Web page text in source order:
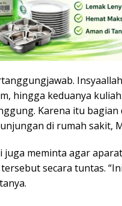
hingga keduanya
Karena itu
di rumah sakit,
juga meminta agar
secara tuntas.